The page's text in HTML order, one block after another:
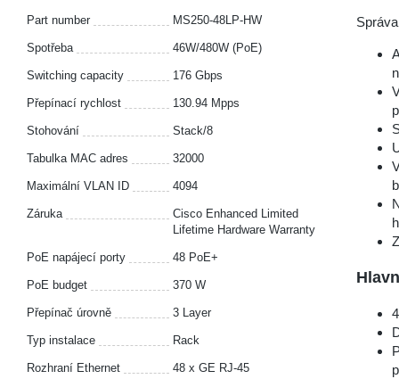
Part number MS250-48LP-HW
Spotřeba 46W/480W (PoE)
Switching capacity 176 Gbps
Přepínací rychlost 130.94 Mpps
Stohování Stack/8
Tabulka MAC adres 32000
Maximální VLAN ID 4094
Záruka
Cisco Enhanced Limited
Lifetime Hardware Warranty
PoE napájecí porty 48 PoE+
PoE budget 370 W
Přepínač úrovně 3 Layer
Typ instalace Rack
Rozhraní Ethernet 48 x GE RJ-45